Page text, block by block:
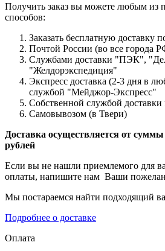
Получить заказ вы можете любым из
способов:
Заказать бесплатную доставку
Почтой России (во все города
Службами доставки "ПЭК",
"Желдорэкспедиция"
Экспресс доставка (2-3 дня в
службой "Мейджор-Экспресс"
Собственной службой
Самовывозом (в Твери)
Доставка осуществляется от суммы
рублей
Если вы не нашли приемлемого для
оплаты, напишите нам Ваши
Мы постараемся найти подходящий
Подробнее о доставке
Оплата